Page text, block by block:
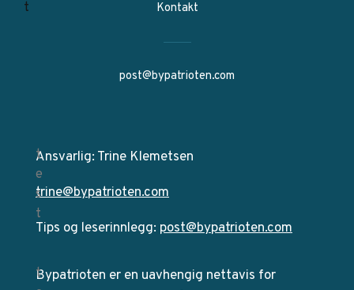
Kontakt
post@bypatrioten.com
Ansvarlig: Trine Klemetsen
trine@bypatrioten.com
Tips og leserinnlegg: post@bypatrioten.com
Bypatrioten er en uavhengig nettavis for